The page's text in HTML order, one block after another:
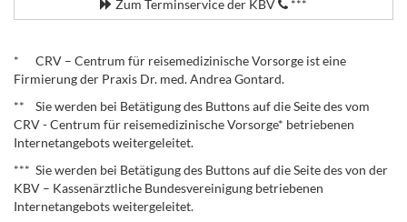
Zum Terminservice der KBV ***
* CRV – Centrum für reisemedizinische Vorsorge ist eine
Firmierung der Praxis Dr. med. Andrea Gontard.
** Sie werden bei Betätigung des Buttons auf die Seite des vom
CRV - Centrum für reisemedizinische Vorsorge* betriebenen
Internetangebots weitergeleitet.
*** Sie werden bei Betätigung des Buttons auf die Seite des von der
KBV – Kassenärztliche Bundesvereinigung betriebenen
Internetangebots weitergeleitet.